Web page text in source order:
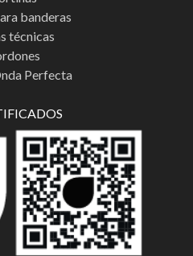
banderas
técnicas
Perfecta